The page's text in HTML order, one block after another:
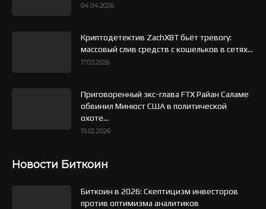
04.04.2026
Криптодетектив ZachXBT бьёт тревогу:
массовый слив средств с кошельков в сетях...
17.03.2026
Приговоренный экс-глава FTX Райан Саламе
обвинил Минюст США в политической
охоте...
15.02.2026
Новости Биткоин
Биткоин в 2026: Скептицизм инвесторов
против оптимизма аналитиков